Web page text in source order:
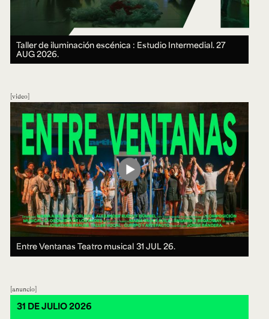
Taller de iluminación escénica : Estudio Intermedial.27
AUG 2026.
video
Entre Ventanas Teatro musical 31 JUL 26.
anuncio
31 DE JULIO 2026